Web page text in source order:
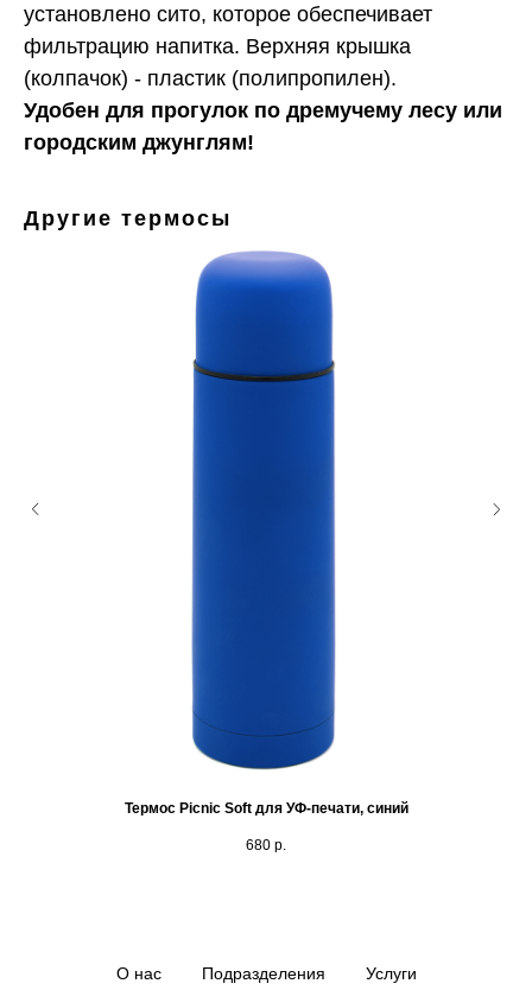
установлено сито, которое обеспечивает
фильтрацию напитка. Верхняя крышка
(колпачок) - пластик (полипропилен).
Удобен для прогулок по дремучему лесу или
городским джунглям!
Другие термосы
Термос Picnic Soft для УФ-печати, синий
680 р.
О нас Подразделения Услуги